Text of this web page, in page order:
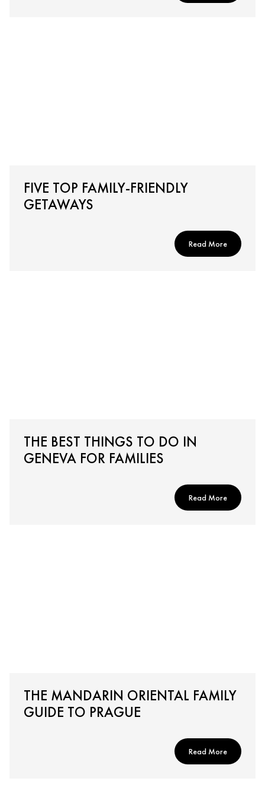
FIVE TOP FAMILY-FRIENDLY
GETAWAYS
Read More
THE BEST THINGS TO DO IN
GENEVA FOR FAMILIES
Read More
THE MANDARIN ORIENTAL FAMILY
GUIDE TO PRAGUE
Read More